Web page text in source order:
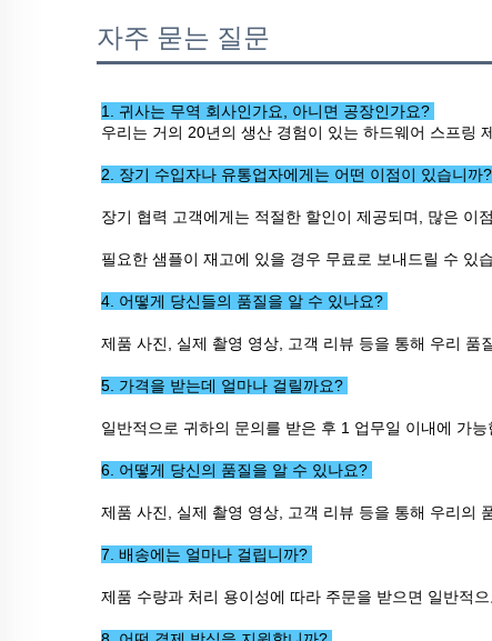
자주 묻는 질문
1. 귀사는 무역 회사인가요, 아니면 공장인가요?
우리는 거의 20년의 생산 경험이 있는 하드웨어 스프링
2. 장기 수입자나 유통업자에게는 어떤 이점이 있습니까?
장기 협력 고객에게는 적절한 할인이 제공되며, 많은 이
필요한 샘플이 재고에 있을 경우 무료로 보내드릴 수 있
4. 어떻게 당신들의 품질을 알 수 있나요?
제품 사진, 실제 촬영 영상, 고객 리뷰 등을 통해 우리 품
5. 가격을 받는데 얼마나 걸릴까요?
일반적으로 귀하의 문의를 받은 후 1 업무일 이내에 가
6. 어떻게 당신의 품질을 알 수 있나요?
제품 사진, 실제 촬영 영상, 고객 리뷰 등을 통해 우리의
7. 배송에는 얼마나 걸립니까?
제품 수량과 처리 용이성에 따라 주문을 받으면 일반적